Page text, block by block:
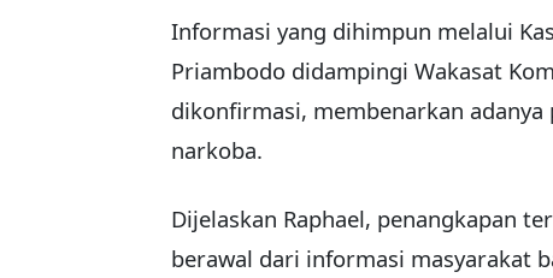
Informasi yang dihimpun melalui
Priambodo didampingi Wakasat
dikonfirmasi, membenarkan
narkoba.
Dijelaskan Raphael, penangkapan
berawal dari informasi masyarakat